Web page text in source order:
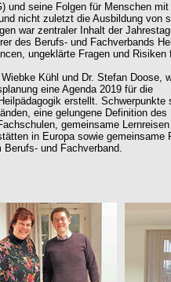
und seine Folgen für Menschen
nicht zuletzt die Ausbildung von
war zentraler Inhalt der
des Berufs- und Fachverbands
ungeklärte Fragen und Risiken
Kühl und Dr. Stefan Doose,
eine Agenda 2019 für die
erstellt.
eine gelungene Definition
gemeinsame
in Europa sowie gemeinsame
Berufs- und Fachverband.